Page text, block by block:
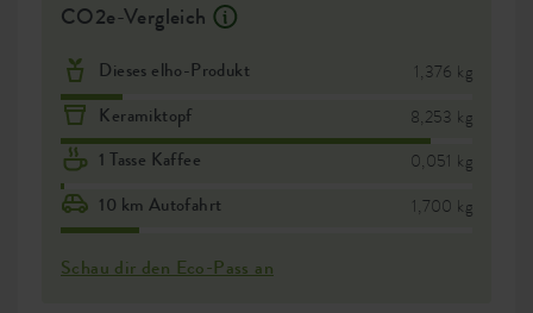
CO2e-Vergleich
Dieses elho-Produkt 1,376 kg
Keramiktopf 8,253 kg
1 Tasse Kaffee 0,051 kg
10 km Autofahrt 1,700 kg
Schau dir den Eco-Pass an